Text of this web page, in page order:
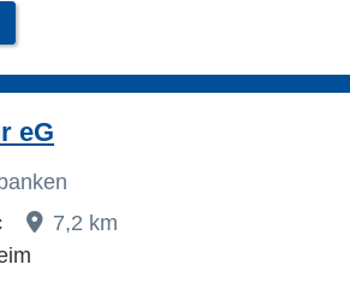
eG
7,2 km